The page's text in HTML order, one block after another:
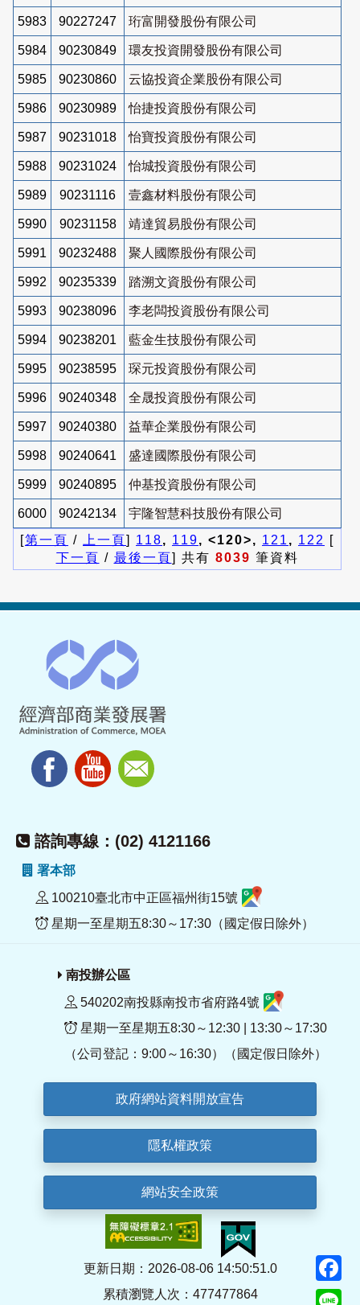
5983 90227247 珩富開發股份有限公司
5984 90230849 環友投資開發股份有限公司
5985 90230860 云協投資企業股份有限公司
5986 90230989 怡捷投資股份有限公司
5987 90231018 怡寶投資股份有限公司
5988 90231024 怡城投資股份有限公司
5989 90231116 壹鑫材料股份有限公司
5990 90231158 靖達貿易股份有限公司
5991 90232488 聚人國際股份有限公司
5992 90235339 踏溯文資股份有限公司
5993 90238096 李老闆投資股份有限公司
5994 90238201 藍金生技股份有限公司
5995 90238595 琛元投資股份有限公司
5996 90240348 全晟投資股份有限公司
5997 90240380 益華企業股份有限公司
5998 90240641 盛達國際股份有限公司
5999 90240895 仲基投資股份有限公司
6000 90242134
宇隆智慧科技股份有限公司
[第一頁 / 上一頁] 118, 119, <120>, 121 , 122
[
下一頁 / 最後一頁] 共有 8039 筆資料
諮詢專線：(02) 4121166
署本部
100210臺北市中正區福州街15號
星期一至星期五8:30～17:30（國定假日除外）
南投辦公區
540202南投縣南投市省府路4號
星期一至星期五8:30～12:30 | 13:30～17:30
（公司登記：9:00～16:30）（國定假日除外）
政府網站資料開放宣告
隱私權政策
網站安全政策
更新日期：2026-08-06 14:50:51.0
累積瀏覽人次：477477864